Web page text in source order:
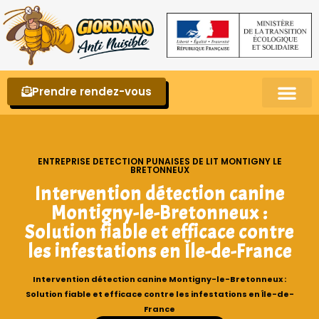
Prendre rendez-vous
ENTREPRISE DETECTION PUNAISES DE LIT MONTIGNY LE
BRETONNEUX
Intervention détection canine
Montigny-le-Bretonneux :
Solution fiable et efficace contre
les infestations en Île-de-France
Intervention détection canine Montigny-le-Bretonneux :
Solution fiable et efficace contre les infestations en Île-de-
France